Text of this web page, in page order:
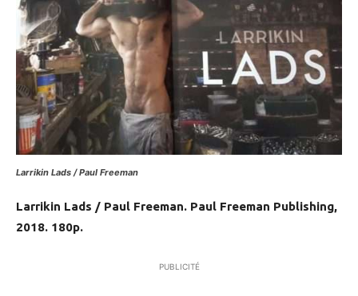
Larrikin Lads / Paul Freeman
Larrikin Lads / Paul Freeman. Paul Freeman Publishing,
2018. 180p.
PUBLICITÉ